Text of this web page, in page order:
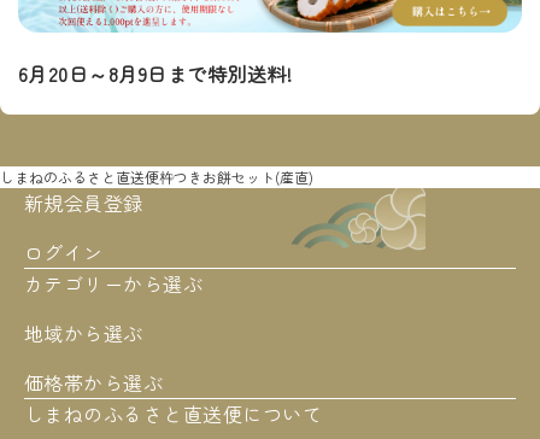
6月20日～8月9日まで特別送料!
しまねのふるさと直送便杵つきお餅セット(産直)
カテゴリーから選ぶ
地域から選ぶ
価格帯から選ぶ
新規会員登録
ログイン
しまねのふるさと直送便について